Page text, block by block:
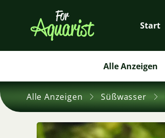
Start
Alle Anzeigen
Alle Anzeigen Süßwasser